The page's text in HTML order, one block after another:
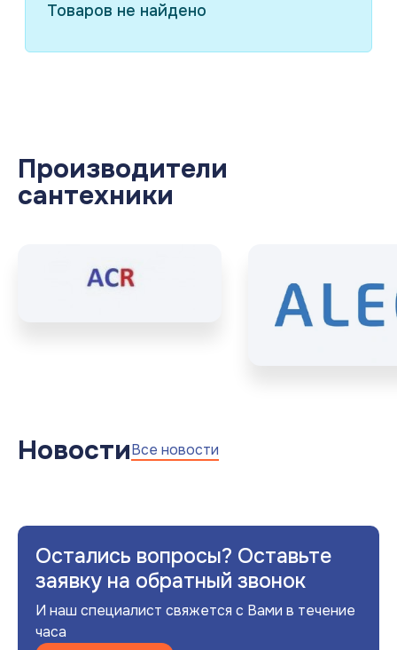
Товаров не найдено
Производители
сантехники
НовостиВсе новости
Остались вопросы? Оставьте
заявку на обратный звонок
И наш специалист свяжется с Вами в течение
часа